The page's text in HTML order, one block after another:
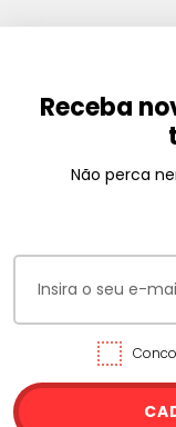
Receba
Não perca